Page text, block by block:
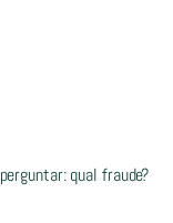
qual fraude?